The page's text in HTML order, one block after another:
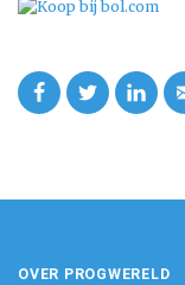
OVER PROGWERELD